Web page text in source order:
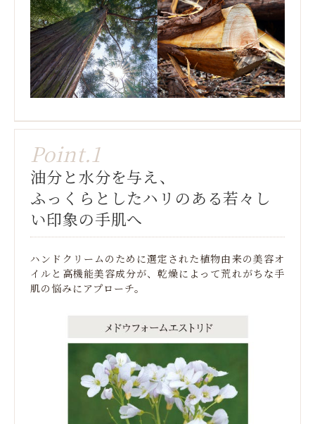
Point.1
油分と水分を与え、
ふっくらとしたハリのある若々し
い印象の手肌へ
ハンドクリームのために選定された植物由来の美容オ
イルと高機能美容成分が、乾燥によって荒れがちな手
肌の悩みにアプローチ。